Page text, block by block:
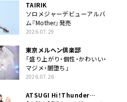
TAIRIK
ソロメジャーデビューアルバ
ム『Mother』発売
2026.07.29
東京メルヘン倶楽部
「盛り上がり・個性・かわいい・
マジメ・闇堕ち」
2026.07.26
ATSUGI Hi！Thunder